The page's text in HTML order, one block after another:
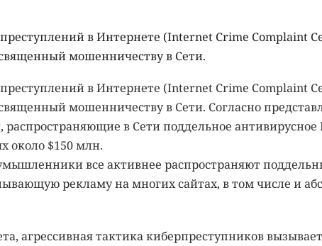
в Интернете (Internet Crime Complaint
мошенничеству в Сети.
в Интернете (Internet Crime Complaint
мошенничеству в Сети. Согласно
в Сети поддельное
около $150 млн.
все активнее распространяют
рекламу на многих сайтах, в том числе и
агрессивная тактика киберпреступников вызывает